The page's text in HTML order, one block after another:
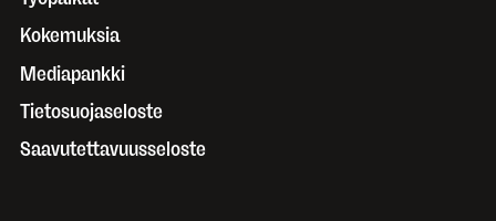
Kokemuksia
Mediapankki
Tietosuojaseloste
Saavutettavuusseloste